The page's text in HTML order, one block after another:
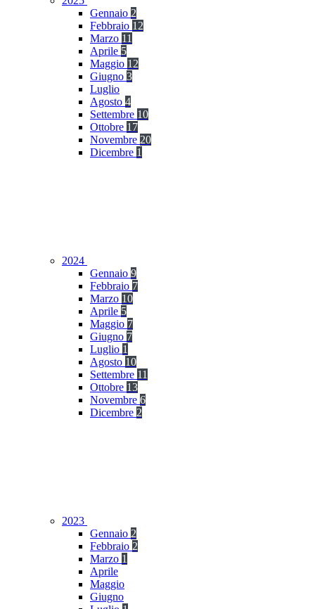
Gennaio 2
Febbraio 12
Marzo 11
Aprile 5
Maggio 12
Giugno 3
Luglio
Agosto 4
Settembre 10
Ottobre 17
Novembre 20
Dicembre 1
2024
Gennaio 9
Febbraio 7
Marzo 10
Aprile 5
Maggio 7
Giugno 7
Luglio 1
Agosto 10
Settembre 11
Ottobre 13
Novembre 6
Dicembre 2
2023
Gennaio 2
Febbraio 2
Marzo 1
Aprile
Maggio
Giugno